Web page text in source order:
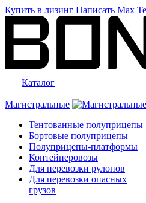
Купить в лизинг Написать Max
Каталог
Магистральные
Тентованные полуприцепы
Бортовые полуприцепы
Полуприцепы-платформы
Контейнеровозы
Для перевозки рулонов
Для перевозки опасных
грузов